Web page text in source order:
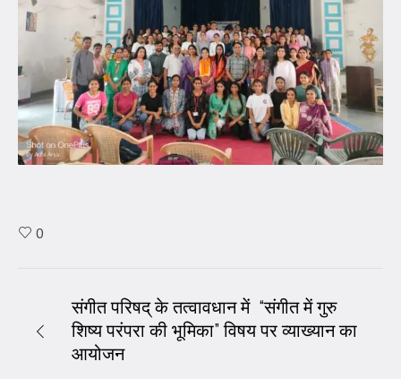
0
संगीत परिषद् के तत्वावधान में “संगीत में गुरु
शिष्य परंपरा की भूमिका” विषय पर व्याख्यान का
आयोजन